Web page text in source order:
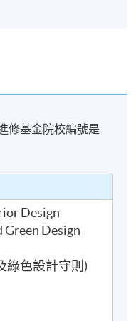
修基金院校編號是
Design
Design
綠色設計守則)